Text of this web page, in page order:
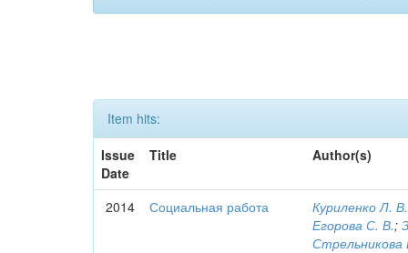
Item hits:
Issue
Date
Title Author(s)
2014 Социальная работа
Куриленко Л. В.
Егорова С. В.;
Стрельникова